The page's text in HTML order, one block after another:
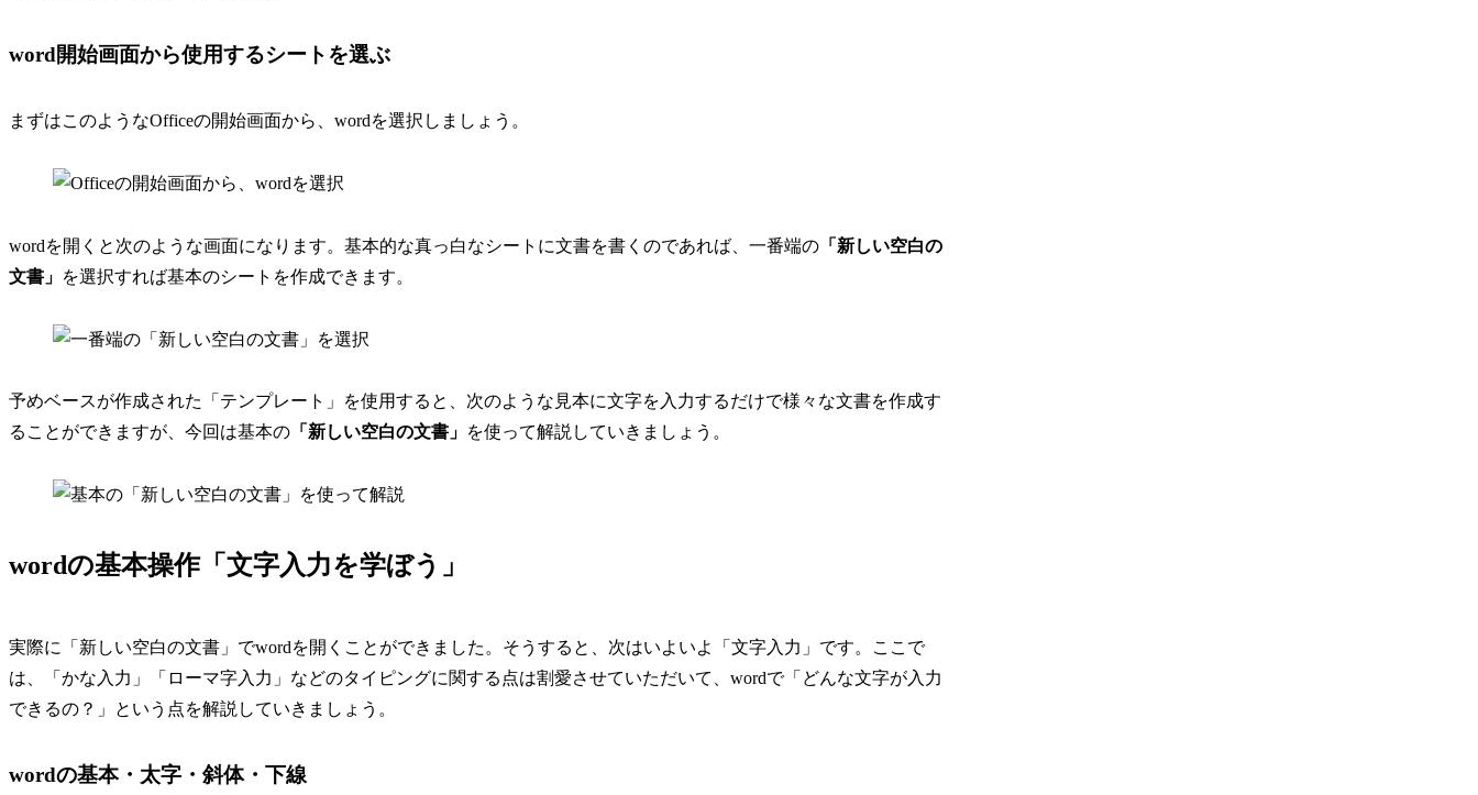
word開始画面から使用するシートを選ぶ
まずはこのようなOfficeの開始画面から、wordを選択しましょう。
wordを開くと次のような画面になります。基本的な真っ白なシートに文書を書くのであれば、一番端の 「新しい空白の
文書」 を選択すれば基本のシートを作成できます。
予めベースが作成された「テンプレート」を使用すると、次のような見本に文字を入力するだけで様々な文書を作成す
ることができますが、今回は基本の 「新しい空白の文書」 を使って解説していきましょう。
wordの基本操作「文字入力を学ぼう」
実際に「新しい空白の文書」でwordを開くことができました。そうすると、次はいよいよ「文字入力」です。ここで
は、「かな入力」「ローマ字入力」などのタイピングに関する点は割愛させていただいて、wordで「どんな文字が入力
できるの？」という点を解説していきましょう。
wordの基本・太字・斜体・下線